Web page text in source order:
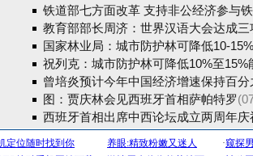
铁道部七方面改革 支持非公经济参与
教育部部长周济：世界汉语大会达成三
国家林业局：城市防护林可降低10-
祝列克：城市防护林可降低10%至15%
曾培炎预计今年中国经济增速保持百
图：贾庆林会见西班牙首相萨帕特罗
西班牙首相出席中西论坛成立两周年庆